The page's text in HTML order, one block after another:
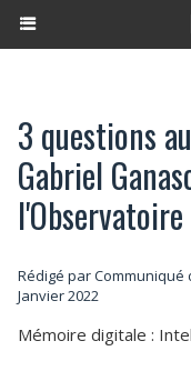
3 questions
Gabriel
Rédigé par
Janvier 2022
Mémoire digitale :